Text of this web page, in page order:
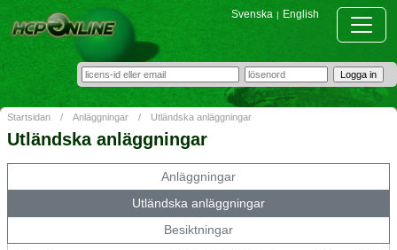
Svenska | English
Startsidan / Anläggningar / Utländska anläggningar
Utländska anläggningar
Anläggningar
Utländska anläggningar
Besiktningar